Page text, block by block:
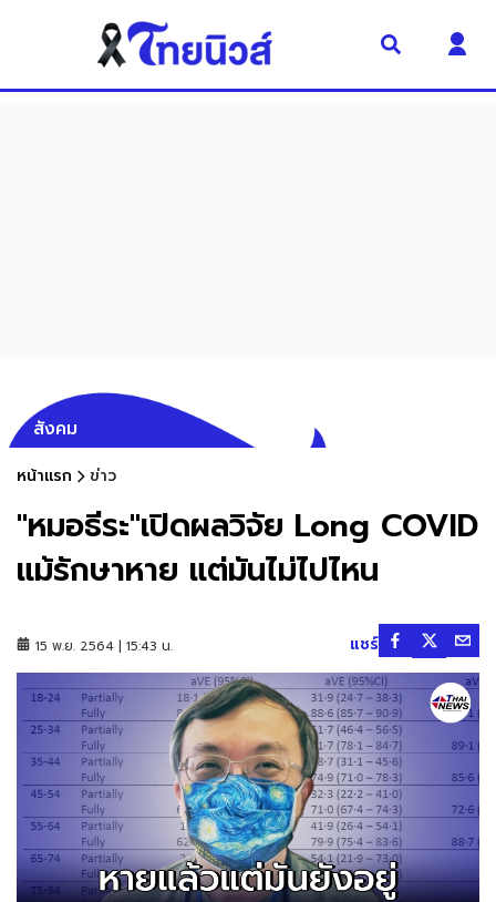
สังคม
หน้าแรก ข่าว
"หมอธีระ"เปิดผลวิจัย Long COVID
แม้รักษาหาย แต่มันไม่ไปไหน
15 พ.ย. 2564 | 15:43 น. แชร์